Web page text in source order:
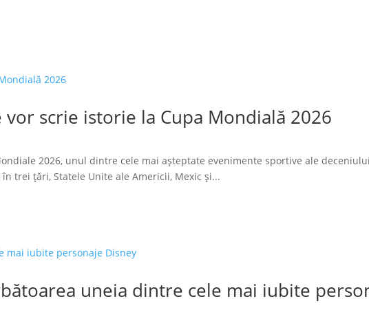
scrie istorie la Cupa Mondială 2026
2026, unul dintre cele mai așteptate evenimente sportive ale
trei țări, Statele Unite ale Americii, Mexic și...
uneia dintre cele mai iubite